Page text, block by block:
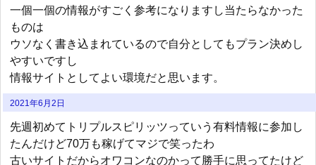
一個一個の情報がすごく参考になりますし当たらなかった
ものは
ウソなく書き込まれているので自分としてもプラン決めし
やすいですし
情報サイトとしてよい環境だと思います。
2021年6月2日
先週初めてトリプルスピリッツっていう有料情報に参加し
たんだけど70万も稼げてマジで笑ったわ
古いサイトだからオワコンなのかって勝手に思ってたけど